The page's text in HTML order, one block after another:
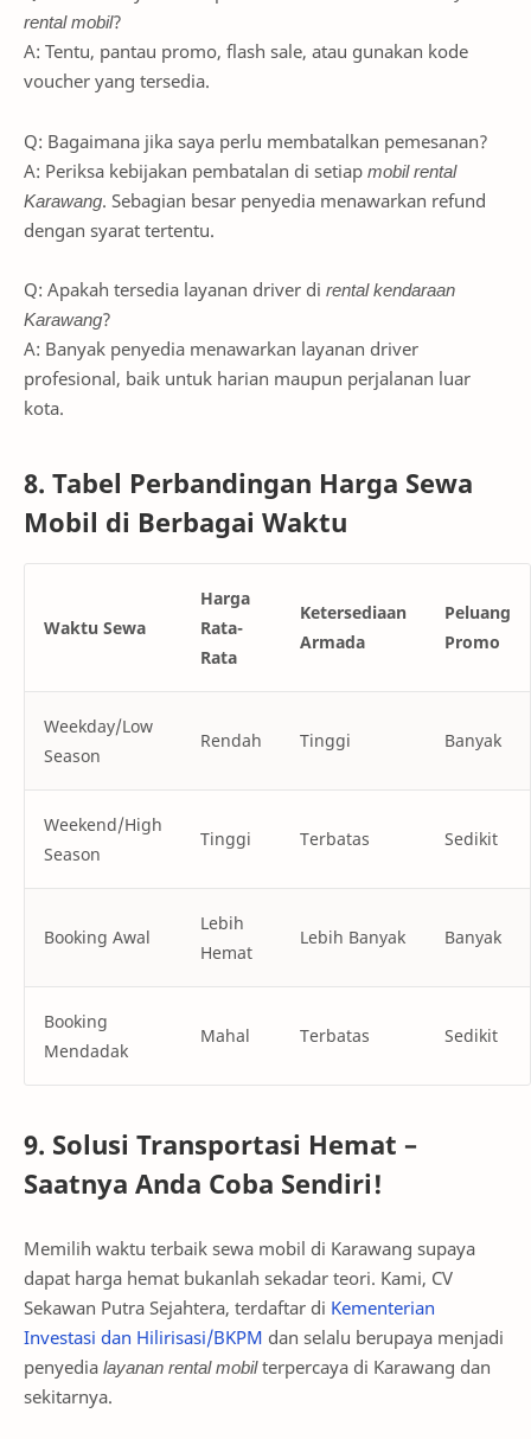
rental mobil?
A: Tentu, pantau promo, flash sale, atau gunakan kode
voucher yang tersedia.
Q: Bagaimana jika saya perlu membatalkan pemesanan?
A: Periksa kebijakan pembatalan di setiap mobil rental
Karawang. Sebagian besar penyedia menawarkan refund
dengan syarat tertentu.
Q: Apakah tersedia layanan driver di rental kendaraan
Karawang?
A: Banyak penyedia menawarkan layanan driver
profesional, baik untuk harian maupun perjalanan luar
kota.
8. Tabel Perbandingan Harga Sewa
Mobil di Berbagai Waktu
Waktu Sewa
Harga
Rata-
Rata
Ketersediaan
Armada
Peluang
Promo
Weekday/Low
Season
Rendah Tinggi Banyak
Weekend/High
Season
Tinggi Terbatas Sedikit
Booking Awal
Lebih
Hemat
Lebih Banyak Banyak
Booking
Mendadak
Mahal Terbatas Sedikit
9. Solusi Transportasi Hemat –
Saatnya Anda Coba Sendiri!
Memilih waktu terbaik sewa mobil di Karawang supaya
dapat harga hemat bukanlah sekadar teori. Kami, CV
Sekawan Putra Sejahtera, terdaftar di Kementerian
Investasi dan Hilirisasi/BKPM dan selalu berupaya menjadi
penyedia layanan rental mobilterpercaya di Karawang dan
sekitarnya.